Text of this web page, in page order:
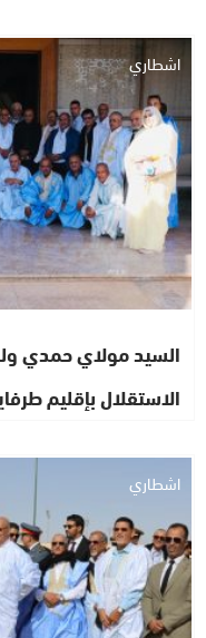
اشطاري
السيد مولاي حمدي
الاستقلال بإقليم
اشطاري